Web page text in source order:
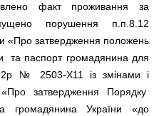
факт проживання за
порушення п.п.8.12
«Про затвердження положень
та паспорт громадянина для
№ 2503-Х11 із змінами і
затвердження Порядку
громадянина України «до